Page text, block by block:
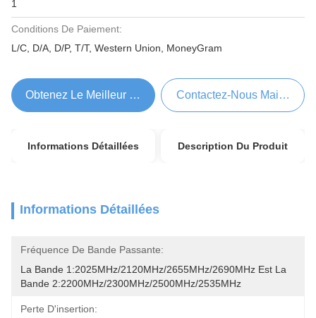
1
Conditions De Paiement:
L/C, D/A, D/P, T/T, Western Union, MoneyGram
Obtenez Le Meilleur Prix Contactez-Nous Maintenant
Informations Détaillées Description Du Produit
Informations Détaillées
Fréquence De Bande Passante:
La Bande 1:2025MHz/2120MHz/2655MHz/2690MHz Est La
Bande 2:2200MHz/2300MHz/2500MHz/2535MHz
Perte D'insertion: